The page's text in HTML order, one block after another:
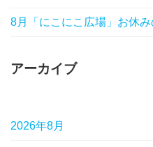
8月「にこにこ広場」お休
アーカイブ
2026年8月